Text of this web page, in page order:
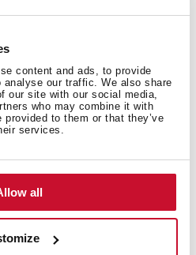
content and ads, to provide
our traffic. We also share
our site with our social media,
who may combine it with
provided to them or that they’ve
services.
all
incluso con
que haya un problema en
caso, es recomendable
una revisión más
seguridad
tienen modos de
de la zona mediana.
esté bloqueada o en modo